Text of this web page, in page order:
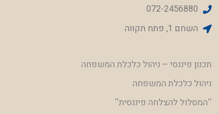
072-2456880
השחם 1, פתח תקווה
תכנון פיננסי – ניהול כלכלת המשפחה
ניהול כלכלת המשפחה
''המסלול להצלחה פיננסית''